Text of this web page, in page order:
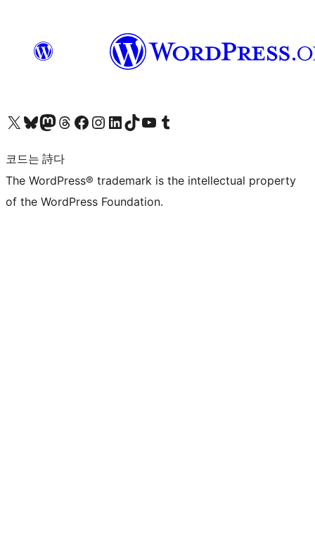
X(이전 트위터) 계정 방문하기블루스카이 계정 방문하기마스토돈 계정 방문하기스레드 계정 방문하기 페이스북 페이지 방문하기인스타그램 계정 방문하기 LinkedIn 계정 방문하기틱톡 계정 방문하기유튜브 채널 방문하기 텀블러 계정 방문하기
코드는 詩다
The WordPress® trademark is the intellectual property
of the WordPress Foundation.